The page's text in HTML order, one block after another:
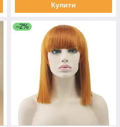
Купити
–2%